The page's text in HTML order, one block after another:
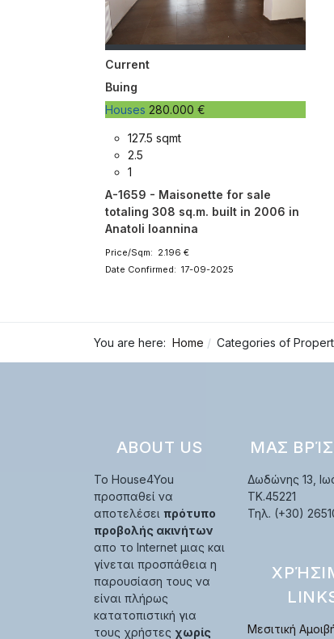
Current
Buing
Houses 280.000 €
127.5 sqmt
2.5
1
A-1659 - Maisonette for sale
totaling 308 sq.m. built in 2006 in
Anatoli Ioannina
Price/Sqm: 2.196 €
Date Confirmed: 17-09-2025
You are here: Home Categories of
ABOUT US
Το House4You
προσπαθεί να
αποτελέσει πρότυπο
προβολής ακινήτων
απο το Internet μιας και
γίνεται προσπάθεια η
παρουσίαση τους να
είναι πλήρως
κατατοπιστική για
τους χρήστες χωρίς
ΜΑΣ
Δωδώνης 13,
TK.45221
Τηλ. (+30)
Μεσιτική